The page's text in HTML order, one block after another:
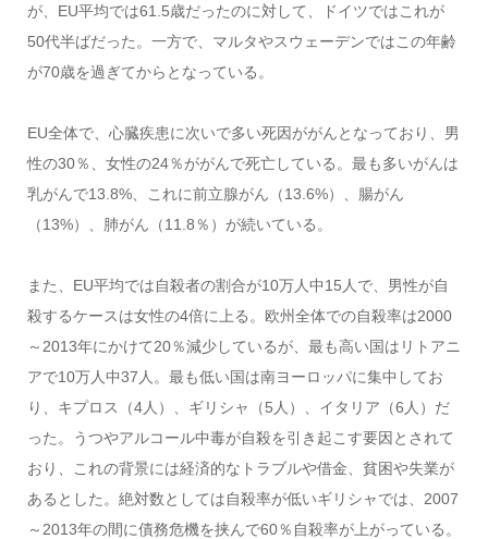
が、EU平均では61.5歳だったのに対して、ドイツではこれが
50代半ばだった。一方で、マルタやスウェーデンではこの年齢
が70歳を過ぎてからとなっている。
EU全体で、心臓疾患に次いで多い死因ががんとなっており、男
性の30％、女性の24％ががんで死亡している。最も多いがんは
乳がんで13.8%、これに前立腺がん（13.6%）、腸がん
（13%）、肺がん（11.8％）が続いている。
また、EU平均では自殺者の割合が10万人中15人で、男性が自
殺するケースは女性の4倍に上る。欧州全体での自殺率は2000
～2013年にかけて20％減少しているが、最も高い国はリトアニ
アで10万人中37人。最も低い国は南ヨーロッパに集中してお
り、キプロス（4人）、ギリシャ（5人）、イタリア（6人）だ
った。うつやアルコール中毒が自殺を引き起こす要因とされて
おり、これの背景には経済的なトラブルや借金、貧困や失業が
あるとした。絶対数としては自殺率が低いギリシャでは、2007
～2013年の間に債務危機を挟んで60％自殺率が上がっている。